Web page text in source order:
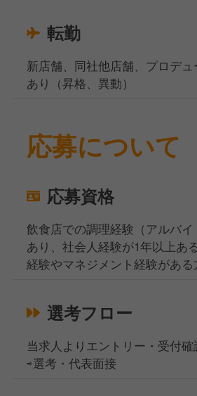
転勤
新店舗、同社他店舗、プロデ
あり（昇格、異動）
応募について
応募資格
飲食店での調理経験（アルバ
あり、社会人経験が1年以上あ
経験やマネジメント経験がある
選考フロー
当求人よりエントリー・受付確
⇨選考・代表面接